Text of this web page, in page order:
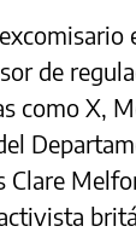
de
como X,
Clare